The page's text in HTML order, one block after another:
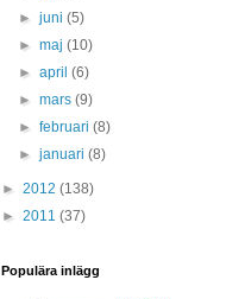
►juni(5)
►maj(10)
►april(6)
►mars(9)
►februari(8)
►januari(8)
► 2012 (138)
► 2011 (37)
Populära inlägg